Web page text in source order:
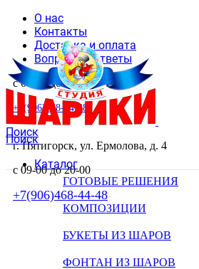
О нас
Контакты
Доставка и оплата
Вопросы и ответы
с 09-00 до 20-00
+7(906)468-44-48
Поиск
г. Пятигорск, ул. Ермолова, д. 4
с 09-00 до 20-00
+7(906)468-44-48
Поиск
Каталог
ГОТОВЫЕ РЕШЕНИЯ
КОМПОЗИЦИИ
БУКЕТЫ ИЗ ШАРОВ
ФОНТАН ИЗ ШАРОВ